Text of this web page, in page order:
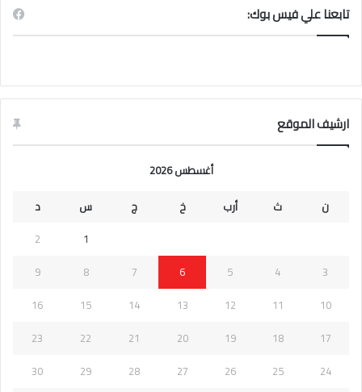
تابعنا علي فيس بوك:
ارشيف الموقع
أغسطس 2026
ن
ث أرب خ ج س
د
1
2
3
4
5
6
7
8
9
10
11
12
13
14
15
16
17
18
19
20
21
22
23
24
25
26
27
28
29
30